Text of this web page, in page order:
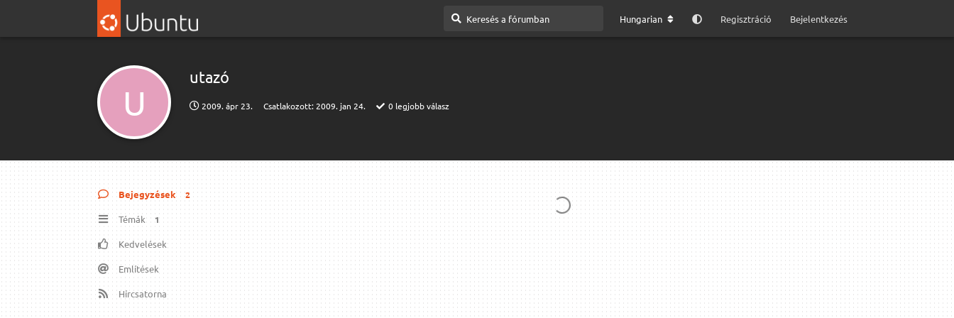
Hungarian Regisztráció Bejelentkezés
U
utazó
2009. ápr 23. Csatlakozott: 2009. jan 24. 0 legjobb válasz
Bejegyzések 2
Témák 1
Kedvelések
Említések
Hírcsatorna